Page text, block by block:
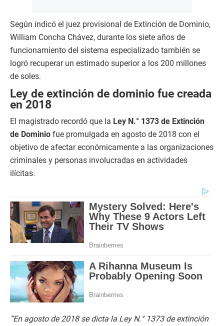
Según indicó el juez provisional de Extinción de Dominio,
William Concha Chávez, durante los siete años de
funcionamiento del sistema especializado también se
logró recuperar un estimado superior a los 200 millones
de soles.
Ley de extinción de dominio fue creada
en 2018
El magistrado recordó que la Ley N.° 1373 de Extinción
de Dominio fue promulgada en agosto de 2018 con el
objetivo de afectar económicamente a las organizaciones
criminales y personas involucradas en actividades
ilícitas.
“En agosto de 2018 se dicta la Ley N.° 1373 de extinción